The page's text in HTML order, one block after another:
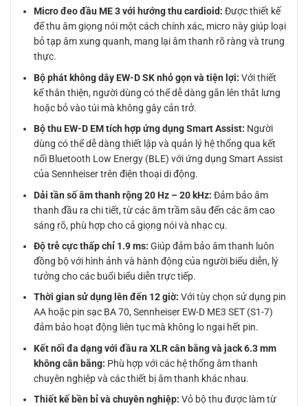
Micro đeo đầu ME 3 với hướng thu cardioid: Được thiết kế
để thu âm giọng nói một cách chính xác, micro này giúp loại
bỏ tạp âm xung quanh, mang lại âm thanh rõ ràng và trung
thực.
Bộ phát không dây EW-D SK nhỏ gọn và tiện lợi: Với thiết
kế thân thiện, người dùng có thể dễ dàng gắn lên thắt lưng
hoặc bỏ vào túi mà không gây cản trở.
Bộ thu EW-D EM tích hợp ứng dụng Smart Assist: Người
dùng có thể dễ dàng thiết lập và quản lý hệ thống qua kết
nối Bluetooth Low Energy (BLE) với ứng dụng Smart Assist
của Sennheiser trên điện thoại di động.
Dải tần số âm thanh rộng 20 Hz – 20 kHz: Đảm bảo âm
thanh đầu ra chi tiết, từ các âm trầm sâu đến các âm cao
sáng rõ, phù hợp cho cả giọng nói và nhạc cụ.
Độ trễ cực thấp chỉ 1.9 ms: Giúp đảm bảo âm thanh luôn
đồng bộ với hình ảnh và hành động của người biểu diễn, lý
tưởng cho các buổi biểu diễn trực tiếp.
Thời gian sử dụng lên đến 12 giờ: Với tùy chọn sử dụng pin
AA hoặc pin sạc BA 70, Sennheiser EW-D ME3 SET (S1-7)
đảm bảo hoạt động liên tục mà không lo ngại hết pin.
Kết nối đa dạng với đầu ra XLR cân bằng và jack 6.3 mm
không cân bằng: Phù hợp với các hệ thống âm thanh
chuyên nghiệp và các thiết bị âm thanh khác nhau.
Thiết kế bền bỉ và chuyên nghiệp: Vỏ bộ thu được làm từ